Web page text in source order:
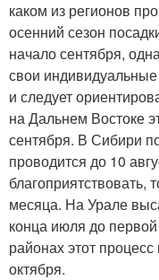
каком из регионов
осенний сезон
начало сентября,
свои
и следует
на Дальнем Востоке
сентября. В Сибири
проводится до 10
благоприятствовать,
месяца. На Урале
конца июля до
районах этот
октября.